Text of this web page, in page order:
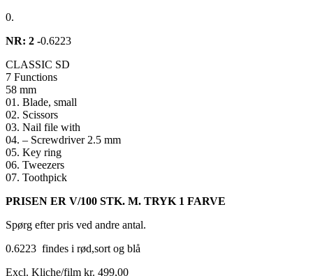
0.
NR: 2 -0.6223
CLASSIC SD
7 Functions
58 mm
01. Blade, small
02. Scissors
03. Nail file with
04. – Screwdriver 2.5 mm
05. Key ring
06. Tweezers
07. Toothpick
PRISEN ER V/100 STK. M. TRYK 1 FARVE
Spørg efter pris ved andre antal.
0.6223 findes i rød,sort og blå
Excl. Kliche/film kr. 499,00